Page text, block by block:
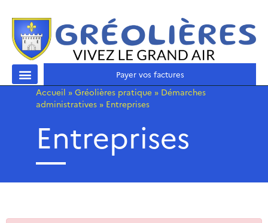
Payer vos factures
Accueil » Gréolières pratique » Démarches
administratives » Entreprises
Entreprises